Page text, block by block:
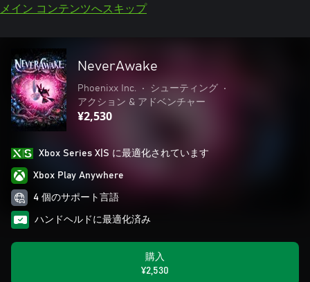
メイン コンテンツへスキップ
NeverAwake
Phoenixx Inc. • シューティング
•
アクション & アドベンチャー
¥2,530
Xbox Series X|S に最適化されています
Xbox Play Anywhere
4 個のサポート言語
ハンドヘルドに最適化済み
購入
¥2,530